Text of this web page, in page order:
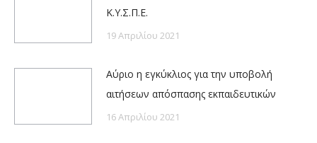
Κ.Υ.Σ.Π.Ε.
19 Απριλίου 2021
Αύριο η εγκύκλιος για την υποβολή
αιτήσεων απόσπασης εκπαιδευτικών
16 Απριλίου 2021